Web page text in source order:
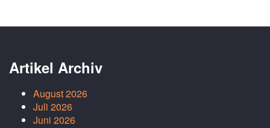
Artikel Archiv
August 2026
Juli 2026
Juni 2026